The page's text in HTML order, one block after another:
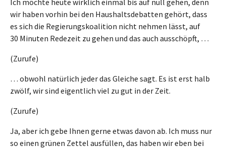
wir haben vorhin bei den Haushaltsdebatten gehört, dass
es sich die Regierungskoalition nicht nehmen lässt, auf
30 Minuten Redezeit zu gehen und das auch ausschöpft, …
(Zurufe)
… obwohl natürlich jeder das Gleiche sagt. Es ist erst halb
zwölf, wir sind eigentlich viel zu gut in der Zeit.
(Zurufe)
Ja, aber ich gebe Ihnen gerne etwas davon ab. Ich muss nur
so einen grünen Zettel ausfüllen, das haben wir eben bei